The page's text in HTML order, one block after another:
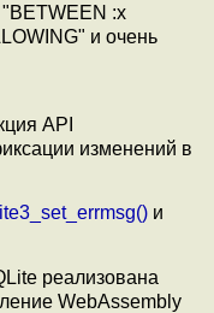
:x
и очень
API
изменений в
и
реализована
WebAssembly